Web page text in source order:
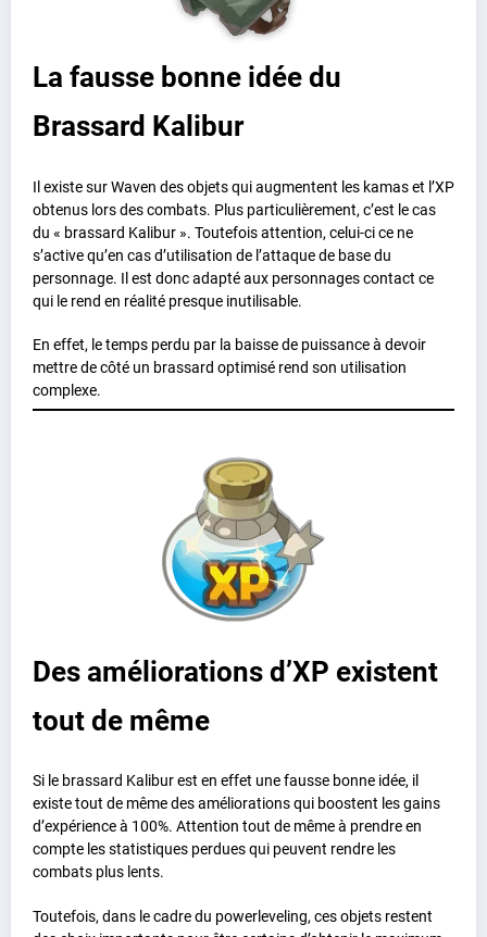
La fausse bonne idée du
Brassard Kalibur
Il existe sur Waven des objets qui augmentent les kamas et l’XP
obtenus lors des combats. Plus particulièrement, c’est le cas
du « brassard Kalibur ». Toutefois attention, celui-ci ce ne
s’active qu’en cas d’utilisation de l’attaque de base du
personnage. Il est donc adapté aux personnages contact ce
qui le rend en réalité presque inutilisable.
En effet, le temps perdu par la baisse de puissance à devoir
mettre de côté un brassard optimisé rend son utilisation
complexe.
Des améliorations d’XP existent
tout de même
Si le brassard Kalibur est en effet une fausse bonne idée, il
existe tout de même des améliorations qui boostent les gains
d’expérience à 100%. Attention tout de même à prendre en
compte les statistiques perdues qui peuvent rendre les
combats plus lents.
Toutefois, dans le cadre du powerleveling, ces objets restent